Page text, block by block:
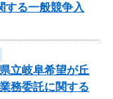
する一般競争入
立岐阜希望が丘
務委託に関する